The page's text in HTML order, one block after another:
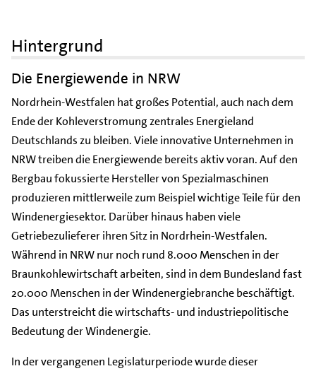
Hintergrund
Die Energiewende in NRW
Nordrhein-Westfalen hat großes Potential, auch nach dem
Ende der Kohleverstromung zentrales Energieland
Deutschlands zu bleiben. Viele innovative Unternehmen in
NRW treiben die Energiewende bereits aktiv voran. Auf den
Bergbau fokussierte Hersteller von Spezialmaschinen
produzieren mittlerweile zum Beispiel wichtige Teile für den
Windenergiesektor. Darüber hinaus haben viele
Getriebezulieferer ihren Sitz in Nordrhein-Westfalen.
Während in NRW nur noch rund 8.000 Menschen in der
Braunkohlewirtschaft arbeiten, sind in dem Bundesland fast
20.000 Menschen in der Windenergiebranche beschäftigt.
Das unterstreicht die wirtschafts- und industriepolitische
Bedeutung der Windenergie.
In der vergangenen Legislaturperiode wurde dieser